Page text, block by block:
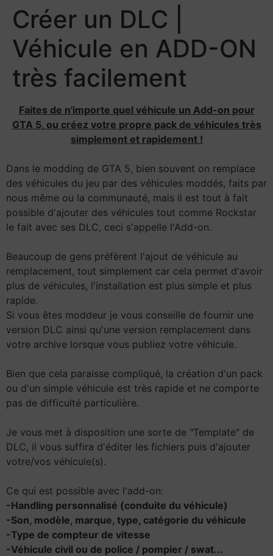
Créer un DLC |
Véhicule en ADD-ON
très facilement
Faites de n'importe quel véhicule un Add-on pour
GTA 5, ou créez votre propre pack de véhicules très
simplement et rapidement !
Dans le modding de GTA 5, bien souvent on remplace
des véhicules du jeu par des véhicules moddés, faits par
nous même ou la communauté, mais il est tout à fait
possible d'ajouter des véhicules tout comme Rockstar
le fait avec ses DLC, ceci s'appelle l'Add-on.
Beaucoup de gens préfèrent l'ajout de véhicule au
remplacement, tout simplement car cela permet d'avoir
plus de véhicules, l'installation est plus simple et plus
rapide.
Si vous êtes moddeur je vous conseille de fournir une
version DLC ainsi qu'une version remplacement dans
votre archive lorsque vous publiez votre véhicule.
Bien que cela paraisse compliqué, la création d'un pack
ou d'un simple véhicule est très rapide et ne comporte
pas de difficulté particulière.
Je vous met à disposition une sorte de "Template" de
DLC, il vous suffira d'éditer les fichiers puis d'ajouter
votre/vos véhicule(s).
Ce qui est possible avec l'add-on:
-Handling personnalisé (conduite du véhicule)
-Son, modèle, marque, type, catégorie du véhicule
-Type de compteur de vitesse
-Véhicule civil ou de police / pompier / swat...